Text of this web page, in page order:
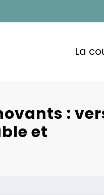
La
:
et